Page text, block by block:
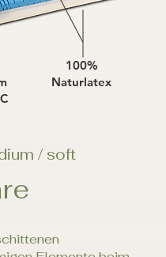
100%
Naturlatex
/ soft